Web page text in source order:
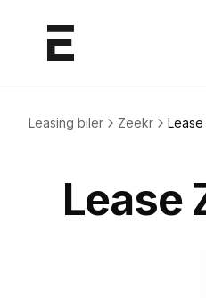
Leasing biler Zeekr Lease
Lease